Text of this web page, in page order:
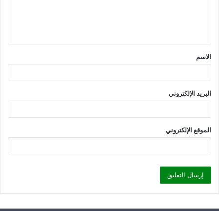
ق
*
الاسم
البريد الإلكتروني
الموقع الإلكتروني